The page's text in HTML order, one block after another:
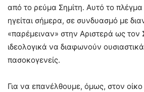
από το ρεύμα Σημίτη. Αυτό το
ηγείται σήμερα, σε συνδυασμό με
«παρέμειναν» στην Αριστερά ως τον
ιδεολογικά να διαφωνούν
πασοκογενείς.
Για να επανέλθουμε, όμως, στον